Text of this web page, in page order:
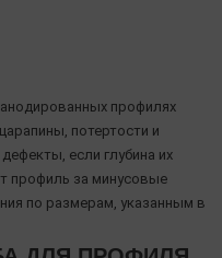
профилях
потертости и
если глубина их
профиль за минусовые
по размерам, указанным в